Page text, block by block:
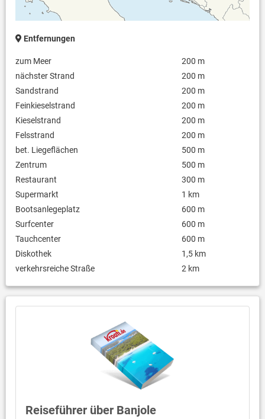
Entfernungen
zum Meer
200 m
nächster Strand
200 m
Sandstrand
200 m
Feinkieselstrand
200 m
Kieselstrand
200 m
Felsstrand
200 m
bet. Liegeflächen
500 m
Zentrum
500 m
Restaurant
300 m
Supermarkt
1 km
Bootsanlegeplatz
600 m
Surfcenter
600 m
Tauchcenter
600 m
Diskothek
1,5 km
verkehrsreiche Straße
2 km
Reiseführer über Banjole